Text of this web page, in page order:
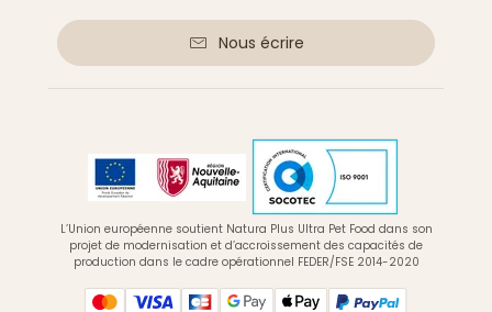
Nous écrire
L’Union européenne soutient Natura Plus Ultra Pet Food dans son
projet de modernisation et d’accroissement des capacités de
production dans le cadre opérationnel FEDER/FSE 2014-2020